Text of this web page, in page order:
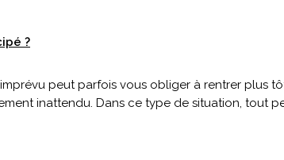
?
peut parfois vous obliger à rentrer plus
inattendu. Dans ce type de situation, tout